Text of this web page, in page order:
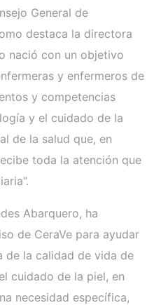
General de
destaca la directora
nació con un objetivo
y enfermeros de
y competencias
y el cuidado de la
de la salud que, en
toda la atención que
Abarquero, ha
de CeraVe para ayudar
de la calidad de vida de
cuidado de la piel, en
necesidad específica,